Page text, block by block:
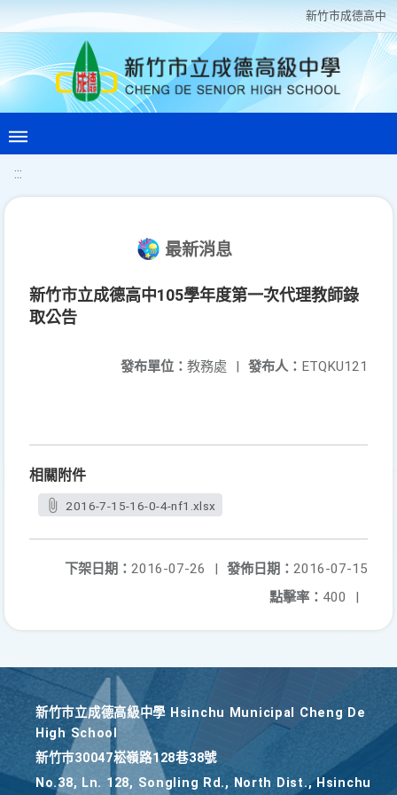
新竹巿成德高中
:::
最新消息
新竹市立成德高中105學年度第一次代理教師錄
取公告
發布人： ETQKU121
發布單位： 教務處 |
相關附件
2016-7-15-16-0-4-nf1.xlsx
發佈日期： 2016-07-15
下架日期： 2016-07-26
|
點擊率： 400 |
新竹巿立成德高級中學 Hsinchu Municipal Cheng De
High School
新竹巿30047崧嶺路128巷38號
No.38, Ln. 128, Songling Rd., North Dist., Hsinchu